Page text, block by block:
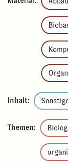
Inhalt:
Themen: